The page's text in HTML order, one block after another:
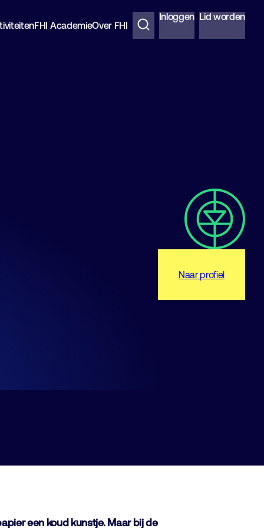
FHI AcademieOver FHI
Inloggen Lid worden
Naar profiel
een koud kunstje. Maar bij de